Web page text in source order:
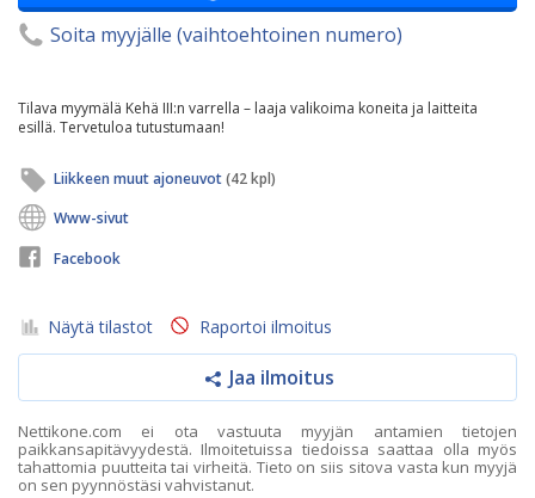
Soita myyjälle (vaihtoehtoinen numero)
Tilava myymälä Kehä III:n varrella – laaja valikoima koneita ja laitteita
esillä. Tervetuloa tutustumaan!
Liikkeen muut ajoneuvot(42 kpl)
Www-sivut
Facebook
Näytä tilastot Raportoi ilmoitus
Jaa ilmoitus
Nettikone.com ei ota vastuuta myyjän antamien tietojen
paikkansapitävyydestä. Ilmoitetuissa tiedoissa saattaa olla myös
tahattomia puutteita tai virheitä. Tieto on siis sitova vasta kun myyjä
on sen pyynnöstäsi vahvistanut.